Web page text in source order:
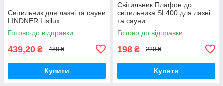
Світильник для лазні та сауни
LINDNER Lisilux
Готово до відправки
439,20 ₴ 488 ₴
Купити
Світильник Плафон до
світильника SL400 для лазні
та сауни
Готово до відправки
198 ₴ 220 ₴
Купити